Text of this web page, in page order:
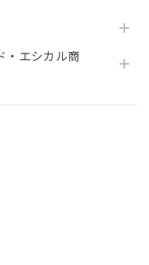
・エシカル商